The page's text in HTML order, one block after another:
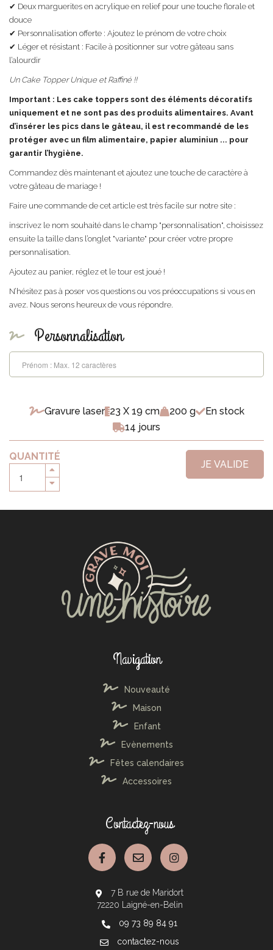
✔ Deux marguerites en acrylique en relief pour une touche florale et
douce
✔ Personnalisation offerte : Ajoutez le prénom de votre choix
✔ Léger et résistant : Facile à positionner sur votre gâteau sans
l’alourdir
Un Cake Topper Unique et Raffiné !!
Important : Les cake toppers sont des éléments décoratifs
uniquement et ne sont pas des produits alimentaires. Avant
d’insérer les pics dans le gâteau, il est recommandé de les
protéger avec un film alimentaire, papier aluminiun ... pour
garantir l’hygiène.
Commandez dès maintenant et ajoutez une touche de caractère à
votre gâteau de mariage !
Faire une commande de cet article est très facile sur notre site :
inscrivez le nom souhaité dans le champ "personnalisation", choisissez
ensuite la taille dans l’onglet "variante" pour créer votre propre
personnalisation.
Ajoutez au panier, réglez et le tour est joué !
N’hésitez pas à poser vos questions ou vos préoccupations si vous en
avez. Nous serons heureux de vous répondre.
Personnalisation
Gravure laser 23 X 19 cm 200 g
En stock
14 jours
QUANTITÉ
JE VALIDE
Navigation
Nouveauté
Maison
Enfant
Evènements
Fêtes calendaires
Accessoires
Contactez-nous
7 B rue de Maridort
72220 Laigné-en-Belin
09 73 89 84 91
contactez-nous